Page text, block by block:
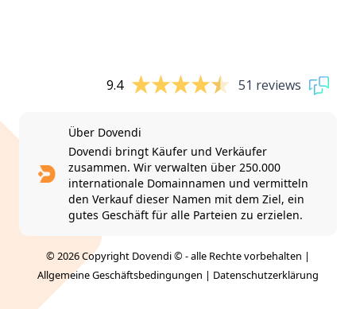
9.4 51 reviews
Über Dovendi
Dovendi bringt Käufer und Verkäufer
zusammen. Wir verwalten über 250.000
internationale Domainnamen und vermitteln
den Verkauf dieser Namen mit dem Ziel, ein
gutes Geschäft für alle Parteien zu erzielen.
© 2026 Copyright Dovendi © - alle Rechte vorbehalten |
Allgemeine Geschäftsbedingungen | Datenschutzerklärung